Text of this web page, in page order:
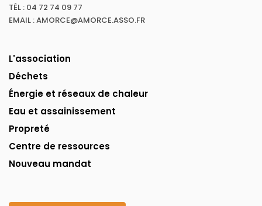
TÉL : 04 72 74 09 77
EMAIL : AMORCE@AMORCE.ASSO.FR
L'association
Déchets
Énergie et réseaux de chaleur
Eau et assainissement
Propreté
Centre de ressources
Nouveau mandat